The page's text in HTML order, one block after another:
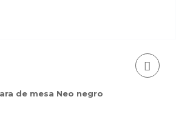
de mesa Neo negro